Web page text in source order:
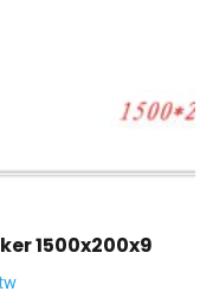
1500x200x9